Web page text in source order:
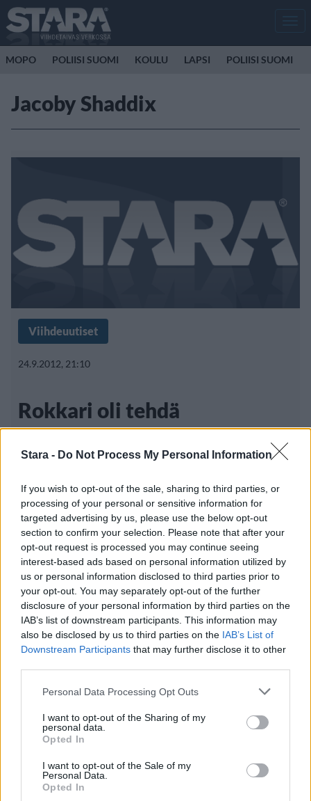
Stara - Do Not Process My Personal Information
If you wish to opt-out of the sale, sharing to third parties, or
processing of your personal or sensitive information for
targeted advertising by us, please use the below opt-out
section to confirm your selection. Please note that after your
opt-out request is processed you may continue seeing
interest-based ads based on personal information utilized by
us or personal information disclosed to third parties prior to
your opt-out. You may separately opt-out of the further
disclosure of your personal information by third parties on the
IAB’s list of downstream participants. This information may
also be disclosed by us to third parties on the IAB’s List of
Downstream Participants that may further disclose it to other
Personal Data Processing Opt Outs
I want to opt-out of the Sharing of my
personal data.
Opted In
I want to opt-out of the Sale of my
Personal Data.
Opted In
MOPO POLIISI SUOMI KOULU LAPSI POLIISI SUOMI
Jacoby Shaddix
Viihdeuutiset
24.9.2012, 21:10
Rokkari oli tehdä
itsemurhan: ”Aioin lopettaa
Papa Roach on amerikkalainen rockyhtye,
joka nousi kuuluisuuteen vuonna 2000
Info
Lähetä uutisvinkki
RSS-ohje
Yhteistyössä
Tyyliniekka
Lifestyle
Matkailu
Viihde